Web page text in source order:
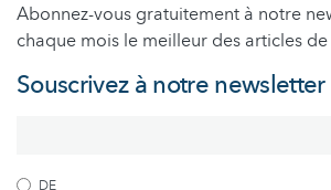
Abonnez-vous gratuitement à notre
chaque mois le meilleur des articles de
Souscrivez à notre newsletter
DE